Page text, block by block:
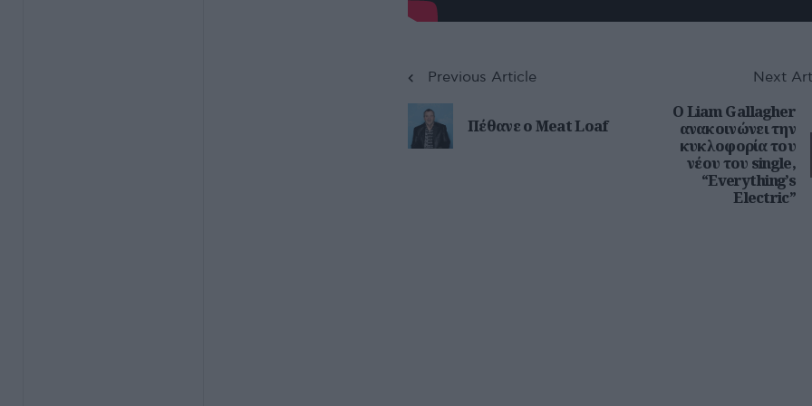
Previous Article
Πέθανε ο Meat Loaf
Next
Ο Liam Gallagher
ανακοινώνει την
κυκλοφορία του
νέου του single,
“Everything’s
Electric”